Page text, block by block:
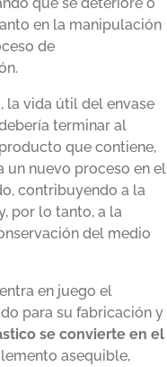
en la manipulación
de
la vida útil del envase
terminar al
que contiene,
un nuevo proceso en el
contribuyendo a la
por lo tanto, a la
del medio
en juego el
para su fabricación y
se convierte en el
asequible,